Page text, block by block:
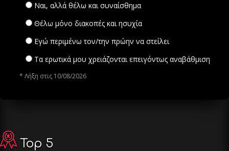
Ναι, αλλά θέλω και συναίσθημα
Θέλω μόνο διακοπές και ησυχία
Εγώ περιμένω τον/την πρώην να στείλει
Τα ερωτικά μου χρειάζονται επειγόντως αναβάθμιση
* Λήξη στις 10/08/2026
Top 5